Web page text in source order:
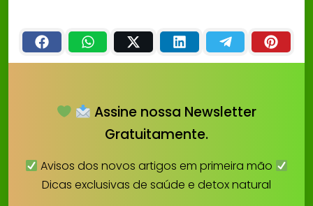
Assine nossa Newsletter
Gratuitamente.
Avisos dos novos artigos em primeira mão
Dicas exclusivas de saúde e detox natural